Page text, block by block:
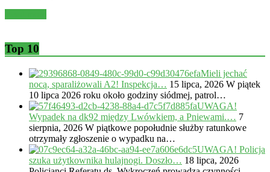
Top 10
Mieli jechać
nocą, sparaliżowali A2! Inspekcja… 15 lipca, 2026 W piątek
10 lipca 2026 roku około godziny siódmej, patrol…
UWAGA!
Wypadek na dk92 między Lwówkiem, a Pniewami.… 7
sierpnia, 2026 W piątkowe popołudnie służby ratunkowe
otrzymały zgłoszenie o wypadku na…
UWAGA! Policja
szuka użytkownika hulajnogi. Doszło… 18 lipca, 2026